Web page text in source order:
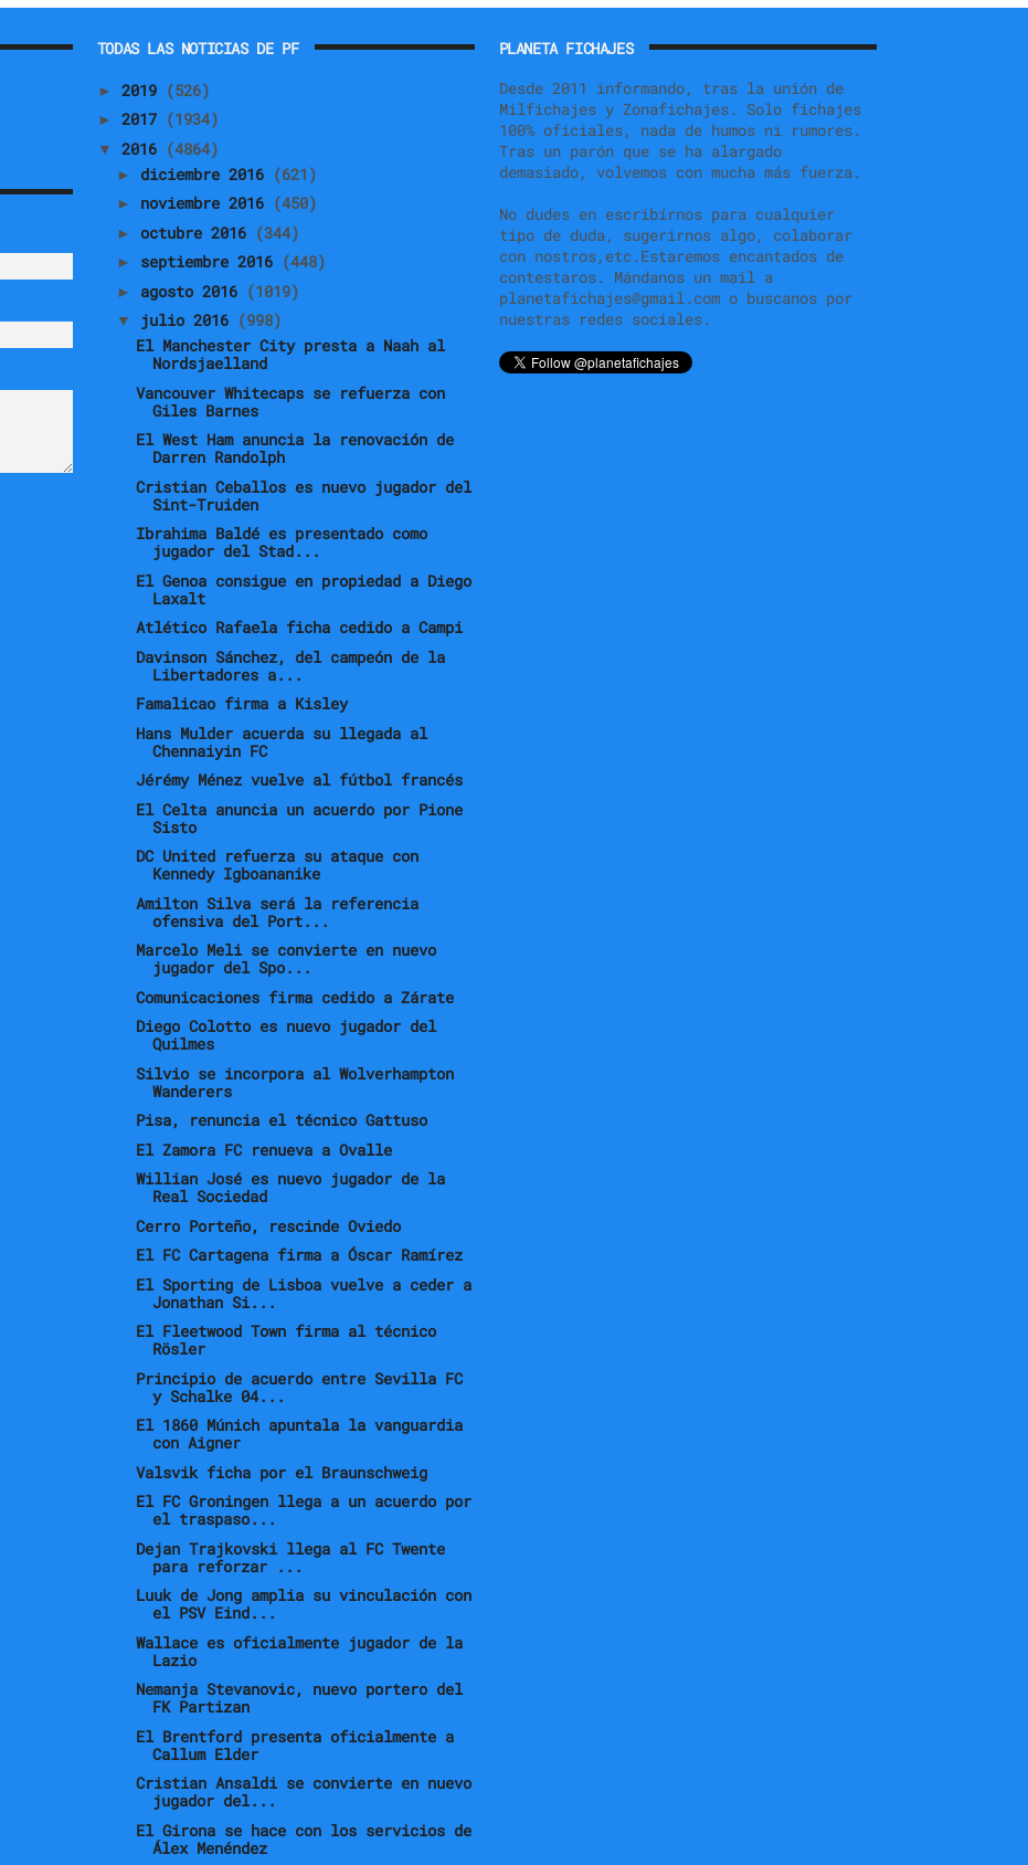
TODAS LAS NOTICIAS DE PF
► 2019 (526)
► 2017 (1934)
▼ 2016 (4864)
► diciembre 2016 (621)
► noviembre 2016 (450)
► octubre 2016 (344)
► septiembre 2016 (448)
► agosto 2016 (1019)
▼ julio 2016 (998)
El Manchester City presta a Naah al
Nordsjaelland
Vancouver Whitecaps se refuerza con
Giles Barnes
El West Ham anuncia la renovación de
Darren Randolph
Cristian Ceballos es nuevo jugador del
Sint-Truiden
Ibrahima Baldé es presentado como
jugador del Stad...
El Genoa consigue en propiedad a Diego
Laxalt
Atlético Rafaela ficha cedido a Campi
Davinson Sánchez, del campeón de la
Libertadores a...
Famalicao firma a Kisley
Hans Mulder acuerda su llegada al
Chennaiyin FC
Jérémy Ménez vuelve al fútbol francés
El Celta anuncia un acuerdo por Pione
Sisto
DC United refuerza su ataque con
Kennedy Igboananike
Amilton Silva será la referencia
ofensiva del Port...
Marcelo Meli se convierte en nuevo
jugador del Spo...
Comunicaciones firma cedido a Zárate
Diego Colotto es nuevo jugador del
Quilmes
Silvio se incorpora al Wolverhampton
Wanderers
Pisa, renuncia el técnico Gattuso
El Zamora FC renueva a Ovalle
Willian José es nuevo jugador de la
Real Sociedad
Cerro Porteño, rescinde Oviedo
El FC Cartagena firma a Óscar Ramírez
El Sporting de Lisboa vuelve a ceder a
Jonathan Si...
El Fleetwood Town firma al técnico
Rösler
Principio de acuerdo entre Sevilla FC
y Schalke 04...
El 1860 Múnich apuntala la vanguardia
con Aigner
Valsvik ficha por el Braunschweig
El FC Groningen llega a un acuerdo por
el traspaso...
Dejan Trajkovski llega al FC Twente
para reforzar ...
Luuk de Jong amplia su vinculación con
el PSV Eind...
Wallace es oficialmente jugador de la
Lazio
Nemanja Stevanovic, nuevo portero del
FK Partizan
El Brentford presenta oficialmente a
Callum Elder
Cristian Ansaldi se convierte en nuevo
jugador del...
El Girona se hace con los servicios de
Álex Menéndez
PLANETA FICHAJES
Desde 2011 informando, tras la unión de
Milfichajes y Zonafichajes. Solo fichajes
100% oficiales, nada de humos ni rumores.
Tras un parón que se ha alargado
demasiado, volvemos con mucha más fuerza.
No dudes en escribírnos para cualquier
tipo de duda, sugerirnos algo, colaborar
con nostros,etc.Estaremos encantados de
contestaros. Mándanos un mail a
planetafichajes@gmail.com o buscanos por
nuestras redes sociales.